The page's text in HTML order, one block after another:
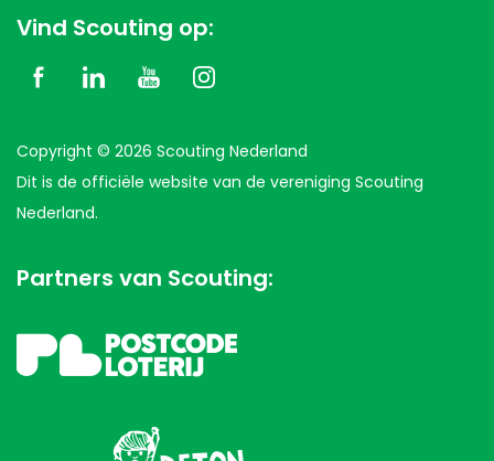
Vind Scouting op:
Copyright © 2026 Scouting Nederland
Dit is de officiële website van de vereniging Scouting
Nederland.
Partners van Scouting: